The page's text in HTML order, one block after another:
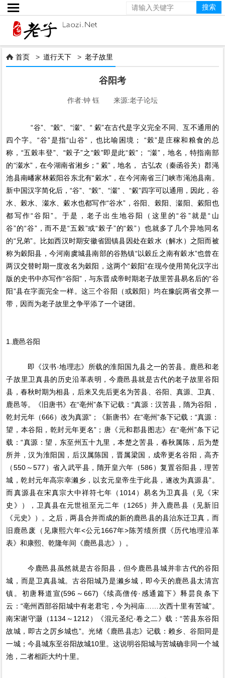

 首页 >道行天下 >老子故里
谷阳考
作者:钟 钰 来源:老子论坛
“谷”、“榖”、“瀔”、“ 糓”在古代是字义完全不同、互不通用的
四个字。“谷”是指“山谷”，也比喻困境； “榖”是庄稼和粮食的总
称，“五榖丰登”、“榖子”之“榖”即是此“榖”； “瀔”，地名，特指南部
的“瀔水”，在今湖南省湘乡；“ 糓”，地名， 古弘农（秦函谷关）郡渑
池县南嶓家林糓阳谷东北有“糓水”，在今河南省三门峡市渑池县南。
新中国汉字简化后，“谷”、“榖”、“瀔” 、“糓”四字可以通用，因此，谷
水、榖水、瀔水、糓水也都写作“谷水”，谷阳、榖阳、瀔阳、糓阳也
都写作“谷阳”。于是，老子出生地谷阳（这里的“谷”就是“山
谷”的“谷”，而不是“五榖”或“榖子”的“榖”）也就多了几个异地同名
的“兄弟”。比如西汉时期安徽省固镇县因处在穀水（解水）之阳而被
称为穀阳县，今河南虞城县南部的谷熟镇“以穀丘之南有穀水”也曾在
两汉交替时期一度改名为穀阳，这两个“穀阳”在现今使用简化汉字出
版的史书中亦写作“谷阳”，与东晋成帝时期老子故里苦县易名后的“谷
阳”县在字面完全一样。这三个谷阳（或榖阳）均在豫皖两省交界一
带，因而为老子故里之争平添了一个谜团。
1.鹿邑谷阳
即《汉书·地理志》所载的淮阳国九县之一的苦县。鹿邑和老
子故里卫真县的历史沿革表明，今鹿邑县就是古代的老子故里谷阳
县，春秋时期为相县，后来又先后更名为苦县、谷阳、真源、卫真、
鹿邑等。《旧唐书》在“亳州”条下记载：“真源：汉苦县，隋为谷阳，
乾封元年（666）改为真源”；《新唐书》在“亳州”条下记载：“真源：
望，本谷阳，乾封元年更名”；唐《元和郡县图志》在“亳州”条下记
载：“真源：望，东至州五十九里，本楚之苦县，春秋属陈，后为楚
所并，汉为淮阳国，后汉属陈国，晋属梁国，成帝更名谷阳，高齐
（550～577）省入武平县，隋开皇六年（586）复置谷阳县，理苦
城，乾封元年高宗幸濑乡，以玄元皇帝生于此县，遂改为真源县”。
而真源县在宋真宗大中祥符七年（1014）易名为卫真县（见《宋
史》），卫真县在元世祖至元二年（1265）并入鹿邑县（见新旧
《元史》）。之后，两县合并而成的新的鹿邑县的县治东迁卫真，而
旧鹿邑废（见康熙六年<公元1667年>陈芳绩所撰《历代地理沿革
表》和康熙、乾隆年间《鹿邑县志》）。
今鹿邑县虽然就是古谷阳县，但今鹿邑县城并非古代的谷阳
城，而是卫真县城。古谷阳城乃是濑乡城，即今天的鹿邑县太清宫
镇。初唐释道宣(596～667)《续高僧传·感通篇下》释昙良条下
云：“亳州西部谷阳城中有老君宅，今为祠庙……次西十里有苦城”。
南宋谢守灏（1134～1212）《混元圣纪·卷之二》载：“苦县东谷阳
故城，即古之厉乡城也”。光绪《鹿邑县志》记载：赖乡、谷阳同是
一城；今县城东至谷阳故城10里。这说明谷阳城与苦城确非同一个城
池，二者相距大约十里。